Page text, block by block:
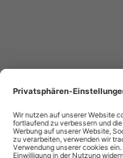
de
Tourismus
Nachrichten,
новости